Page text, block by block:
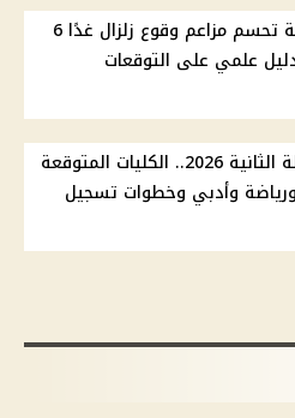
البحوث الفلكية تحسم مزاعم وقوع زلزال غدًا 6
علمي على التوقعات
تنسيق المرحلة الثانية 2026.. الكليات المتوقعة
وأدبي وخطوات تسجيل